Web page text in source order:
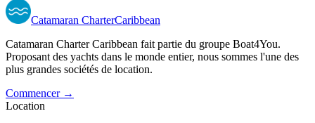
Catamaran CharterCaribbean
Catamaran Charter Caribbean fait partie du groupe Boat4You.
Proposant des yachts dans le monde entier, nous sommes l'une des
plus grandes sociétés de location.
Commencer →
Location